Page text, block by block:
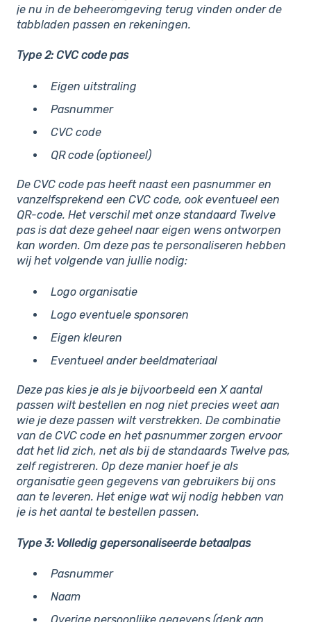
je nu in de beheeromgeving terug vinden onder de
tabbladen passen en rekeningen.
Type 2: CVC code pas
Eigen uitstraling
Pasnummer
CVC code
QR code (optioneel)
De CVC code pas heeft naast een pasnummer en
vanzelfsprekend een CVC code, ook eventueel een
QR-code. Het verschil met onze standaard Twelve
pas is dat deze geheel naar eigen wens ontworpen
kan worden. Om deze pas te personaliseren hebben
wij het volgende van jullie nodig:
Logo organisatie
Logo eventuele sponsoren
Eigen kleuren
Eventueel ander beeldmateriaal
Deze pas kies je als je bijvoorbeeld een X aantal
passen wilt bestellen en nog niet precies weet aan
wie je deze passen wilt verstrekken. De combinatie
van de CVC code en het pasnummer zorgen ervoor
dat het lid zich, net als bij de standaards Twelve pas,
zelf registreren. Op deze manier hoef je als
organisatie geen gegevens van gebruikers bij ons
aan te leveren. Het enige wat wij nodig hebben van
je is het aantal te bestellen passen.
Type 3: Volledig gepersonaliseerde betaalpas
Pasnummer
Naam